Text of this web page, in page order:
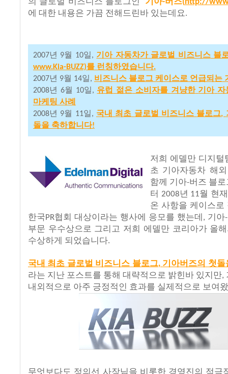
' - ( http://
에 대한 내용은 가끔 전해드린바 있는데요.
2007년 9월 10일, 기아 자동차가 글로벌 비즈니스 블
www.Kia-BUZZ)를 런칭하였습니다.
2007년 9월 14일, 비즈니스 블로그 케이스로 언급되는
2008년 6월 10일, 유럽 젊은 소비자를 겨냥한 기아 자
마케팅 사례
2008년 9월 11일, 국내 최초 글로벌 비즈니스 블로그,
돌을 축하합니다!
저희 에델만 디지털
초 기아자동차 해외
함께 기아-버즈 블로
터 2008년 11월 현
온 사항을 케이스로
한국PR협회 대상이라는 행사에 응모를 했는데 , 기아-
부문 우수상으로 그리고 저희 에델만 코리아가 올
수상하게 되었습니다.
국내 최초 글로벌 비즈니스 블로그, 기아버즈의 첫돌
라는 지난 포스트를 통해 대략적으로 밝힌바 있지만,
내외적으로 아주 긍정적인 효과를 실제적으로 보여
무엇보다도 정의선 사장님을 비롯한 경영진의 적극